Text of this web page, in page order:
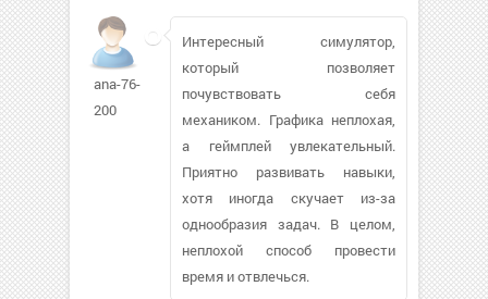
ana-76-
200
Интересный симулятор,
который позволяет
почувствовать себя
механиком. Графика неплохая,
а геймплей увлекательный.
Приятно развивать навыки,
хотя иногда скучает из-за
однообразия задач. В целом,
неплохой способ провести
время и отвлечься.